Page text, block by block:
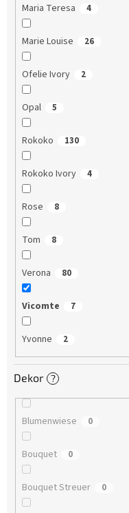
Maria Teresa 4
Marie Louise 26
Ofelie Ivory 2
Opal 5
Rokoko 130
Rokoko Ivory 4
Rose 8
Tom 8
Verona 80
Vicomte 7
Yvonne 2
Dekor ?
Blumenwiese 0
Bouquet 0
Bouquet Streuer 0